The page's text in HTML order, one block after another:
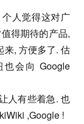
人觉得这对广
得期待的产品,
来, 方便多了. 估
也会向 Google
人有些着急. 也
,Google !